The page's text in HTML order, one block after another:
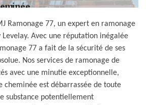
Ramonage 77, un expert en ramonage
Levelay. Avec une réputation inégalée
77 a fait de la sécurité de ses
Nos services de ramonage de
avec une minutie exceptionnelle,
cheminée est débarrassée de toute
substance potentiellement